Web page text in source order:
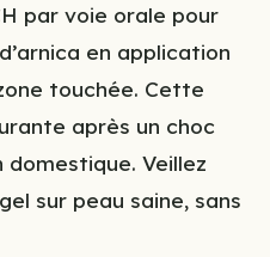
par voie orale pour
en application
touchée. Cette
après un choc
Veillez
sur peau saine, sans